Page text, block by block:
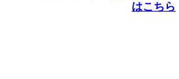
はこちら